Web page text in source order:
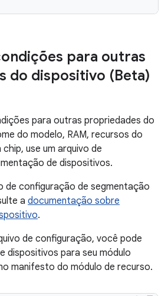
para outras
do dispositivo (Beta)
para outras propriedades do
do modelo, RAM, recursos do
use um arquivo de
de dispositivos.
de configuração de segmentação
a documentação sobre
.
de configuração, você pode
dispositivos para seu módulo
manifesto do módulo de recurso.